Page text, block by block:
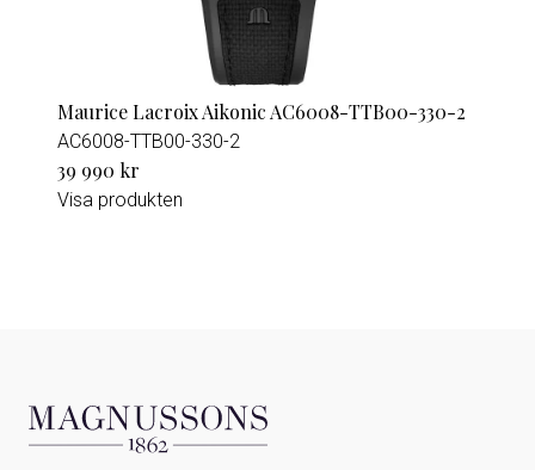
Maurice Lacroix Aikonic AC6008-TTB00-330-2
AC6008-TTB00-330-2
39 990 kr
Visa produkten